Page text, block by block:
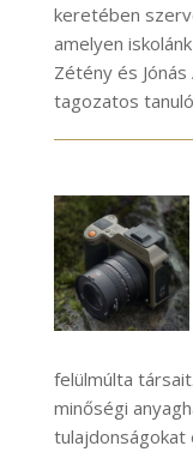
keretében
amelyen
Zétény és
tagozatos
felülmúlta
minőségi
tulajdonságokat